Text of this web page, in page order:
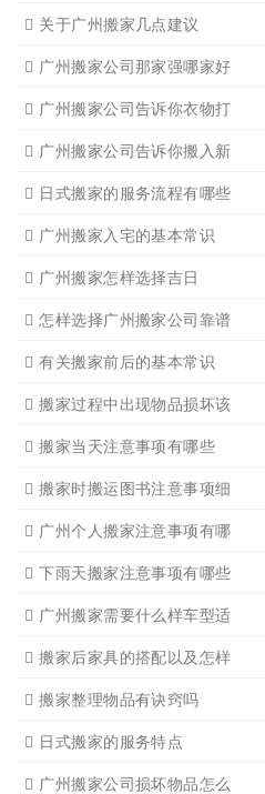
关于广州搬家几点建议
广州搬家公司那家强哪家好
广州搬家公司告诉你衣物打
广州搬家公司告诉你搬入新
日式搬家的服务流程有哪些
广州搬家入宅的基本常识
广州搬家怎样选择吉日
怎样选择广州搬家公司靠谱
有关搬家前后的基本常识
搬家过程中出现物品损坏该
搬家当天注意事项有哪些
搬家时搬运图书注意事项细
广州个人搬家注意事项有哪
下雨天搬家注意事项有哪些
广州搬家需要什么样车型适
搬家后家具的搭配以及怎样
搬家整理物品有诀窍吗
日式搬家的服务特点
广州搬家公司损坏物品怎么